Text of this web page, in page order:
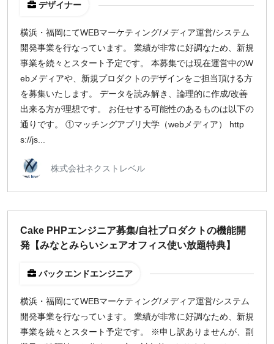
デザイナー
横浜・福岡にてWEBマーケティング/メディア運営/システム
開発事業を行なっています。 業績が非常に好調なため、新規
事業を続々とスタート予定です。 本募集では現在運営中のW
ebメディアや、新規プロダクトのデザインをご担当頂ける方
を募集いたします。 データを読み解き、論理的に作成/改善
出来る方が理想です。 お任せする可能性のあるものは以下の
通りです。 ①マッチングアプリ大学（webメディア） http
s://js...
株式会社ネクストレベル
Cake PHPエンジニア募集/自社プロダクトの機能開
発【みなとみらいシェアオフィス使い放題特典】
バックエンドエンジニア
横浜・福岡にてWEBマーケティング/メディア運営/システム
開発事業を行なっています。 業績が非常に好調なため、新規
事業を続々とスタート予定です。 ※申し訳ありませんが、副